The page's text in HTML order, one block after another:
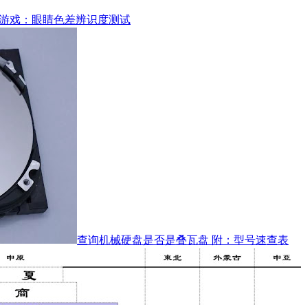
戏：眼睛色差辨识度测试
查询机械硬盘是否是叠瓦盘 附：型号速查表